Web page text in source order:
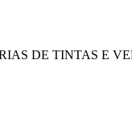
DE TINTAS E